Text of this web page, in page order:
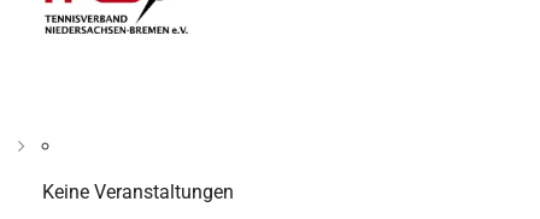
Keine Veranstaltungen